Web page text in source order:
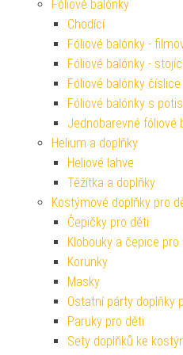
Fóliové balónky
Chodící
Fóliové balónky -
Fóliové balónky -
Fóliové balónky číslice
Fóliové balónky s
Jednobarevné fóliové
Helium a doplňky
Heliové lahve
Těžítka a doplňky
Kostýmové doplňky pro
Čepičky pro děti
Klobouky a čepice pro
Korunky
Masky
Ostatní párty doplňky
Paruky pro děti
Sety doplňků ke